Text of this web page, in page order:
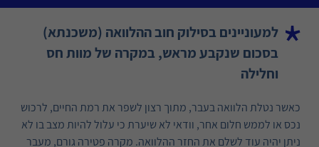
למעוניינים בסילוק חוב ההלוואה (משכנתא)
בסכום שנקבע מראש, במקרה של מוות חס
וחלילה
כאשר נטלת הלוואה בעבר, מתוך רצון לשפר את רמת החיים, לרכוש
נכס או לממש חלום אחר, וודאי לא שיערת כי עלול להיות מצב בו לא
ניתן יהיה עוד לשלם את החזר ההלוואה. מקרה פטירה גורם, מעבר